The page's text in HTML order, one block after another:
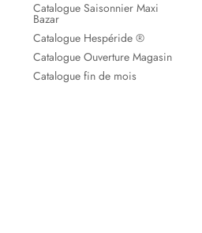
Catalogue Saisonnier Maxi
Bazar
Catalogue Hespéride ®
Catalogue Ouverture Magasin
Catalogue fin de mois